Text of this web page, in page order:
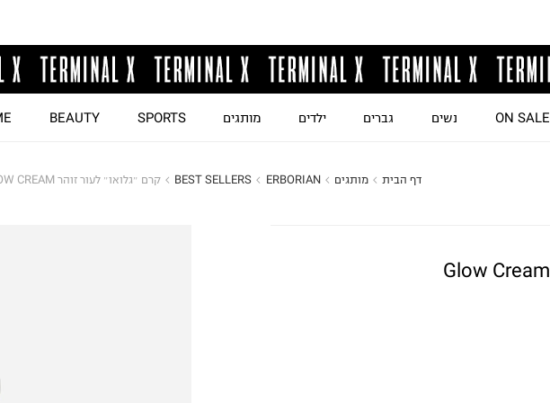
ON SALE נשים גברים ילדים מותגים SPORTS
BEAUTY
דף הבית מותגים ERBORIAN
BEST SELLERS קרם ״גלואו״ לעור זוהר GLOW CREAM